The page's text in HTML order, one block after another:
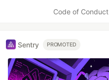
Code of Conduct
Sentry PROMOTED